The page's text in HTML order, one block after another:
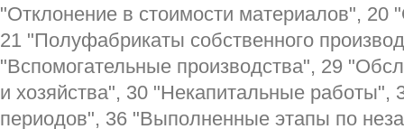
"Отклонение в стоимости материалов", 20
21 "Полуфабрикаты собственного
"Вспомогательные производства", 29
и хозяйства", 30 "Некапитальные
периодов", 36 "Выполненные этапы по